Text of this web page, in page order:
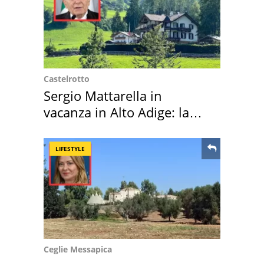
Castelrotto
Sergio Mattarella in
vacanza in Alto Adige: la
LIFESTYLE
Ceglie Messapica